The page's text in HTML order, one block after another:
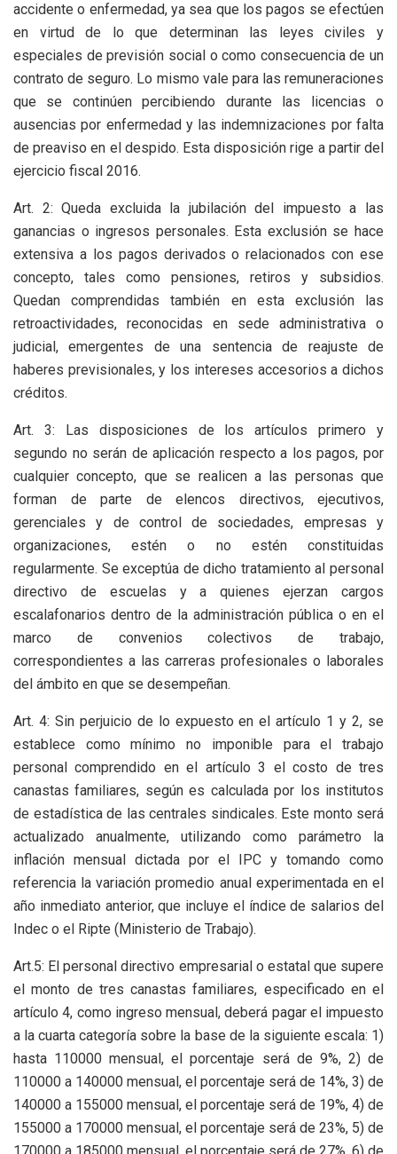
accidente o enfermedad, ya sea que los pagos se efectúen
en virtud de lo que determinan las leyes civiles y
especiales de previsión social o como consecuencia de un
contrato de seguro. Lo mismo vale para las remuneraciones
que se continúen percibiendo durante las licencias o
ausencias por enfermedad y las indemnizaciones por falta
de preaviso en el despido. Esta disposición rige a partir del
ejercicio fiscal 2016.
Art. 2: Queda excluida la jubilación del impuesto a las
ganancias o ingresos personales. Esta exclusión se hace
extensiva a los pagos derivados o relacionados con ese
concepto, tales como pensiones, retiros y subsidios.
Quedan comprendidas también en esta exclusión las
retroactividades, reconocidas en sede administrativa o
judicial, emergentes de una sentencia de reajuste de
haberes previsionales, y los intereses accesorios a dichos
créditos.
Art. 3: Las disposiciones de los artículos primero y
segundo no serán de aplicación respecto a los pagos, por
cualquier concepto, que se realicen a las personas que
forman de parte de elencos directivos, ejecutivos,
gerenciales y de control de sociedades, empresas y
organizaciones, estén o no estén constituidas
regularmente. Se exceptúa de dicho tratamiento al personal
directivo de escuelas y a quienes ejerzan cargos
escalafonarios dentro de la administración pública o en el
marco de convenios colectivos de trabajo,
correspondientes a las carreras profesionales o laborales
del ámbito en que se desempeñan.
Art. 4: Sin perjuicio de lo expuesto en el artículo 1 y 2, se
establece como mínimo no imponible para el trabajo
personal comprendido en el artículo 3 el costo de tres
canastas familiares, según es calculada por los institutos
de estadística de las centrales sindicales. Este monto será
actualizado anualmente, utilizando como parámetro la
inflación mensual dictada por el IPC y tomando como
referencia la variación promedio anual experimentada en el
año inmediato anterior, que incluye el índice de salarios del
Indec o el Ripte (Ministerio de Trabajo).
Art.5: El personal directivo empresarial o estatal que supere
el monto de tres canastas familiares, especificado en el
artículo 4, como ingreso mensual, deberá pagar el impuesto
a la cuarta categoría sobre la base de la siguiente escala: 1)
hasta 110000 mensual, el porcentaje será de 9%, 2) de
110000 a 140000 mensual, el porcentaje será de 14%, 3) de
140000 a 155000 mensual, el porcentaje será de 19%, 4) de
155000 a 170000 mensual, el porcentaje será de 23%, 5) de